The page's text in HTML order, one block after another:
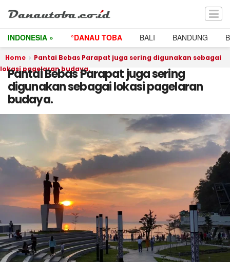
INDONESIA » °DANAU TOBA BALI BANDUNG
Home
Pantai Bebas Parapat juga sering digunakan sebagai
lokasi pagelaran budaya.
Pantai Bebas Parapat juga sering
digunakan sebagai lokasi pagelaran
budaya.